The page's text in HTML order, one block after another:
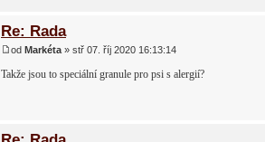
Re: Rada
od Markéta » stř 07. říj 2020 16:13:14
Takže jsou to speciální granule pro psi s alergií?